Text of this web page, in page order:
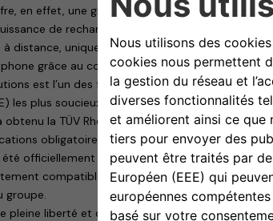
en effet, une grande flexibilité en termes de
de recharge modulable de 7,4 à 22 kW,
à distance, uniquement pour ceux qui sont
grâce au contrôle d’accès.
est l’un des fabricants d’équipements
les plus soucieux de la sécurité des
obtenu la TÜV Rheinland Type Approved
obligatoires requises par l’Union
officiellement validés par les organes
compatibles avec toutes les voitures
groupe.
pleine liberté et de recharger la nouvelle Jeep